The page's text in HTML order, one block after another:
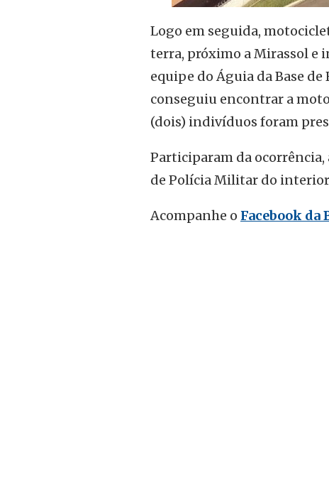
Logo em seguida,
terra, próximo a Mirassol e
equipe do Águia da Base de
conseguiu encontrar a
(dois) indivíduos foram
Participaram da ocorrência,
de Polícia Militar do
Acompanhe o Facebook da